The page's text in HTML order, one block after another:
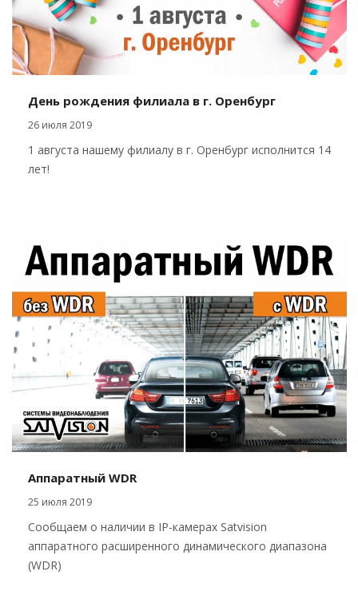
День рождения филиала в г. Оренбург
26 июля 2019
1 августа нашему филиалу в г. Оренбург исполнится 14
лет!
Аппаратный WDR
25 июля 2019
Сообщаем о наличии в IP-камерах Satvision
аппаратного расширенного динамического диапазона
(WDR)